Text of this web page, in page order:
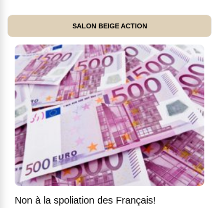
SALON BEIGE ACTION
Non à la spoliation des Français!